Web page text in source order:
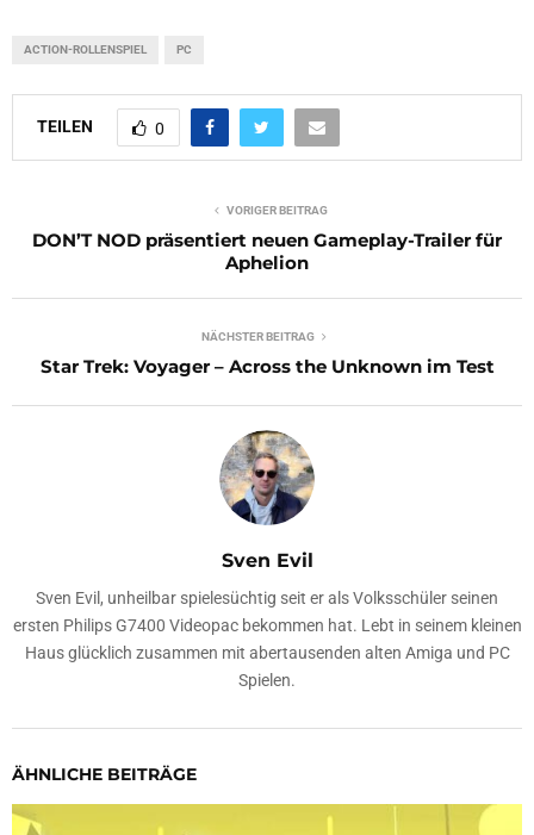
ACTION-ROLLENSPIEL PC
TEILEN 0
VORIGER BEITRAG
DON’T NOD präsentiert neuen Gameplay-Trailer für
Aphelion
NÄCHSTER BEITRAG
Star Trek: Voyager – Across the Unknown im Test
Sven Evil
Sven Evil, unheilbar spielesüchtig seit er als Volksschüler seinen
ersten Philips G7400 Videopac bekommen hat. Lebt in seinem kleinen
Haus glücklich zusammen mit abertausenden alten Amiga und PC
Spielen.
ÄHNLICHE BEITRÄGE